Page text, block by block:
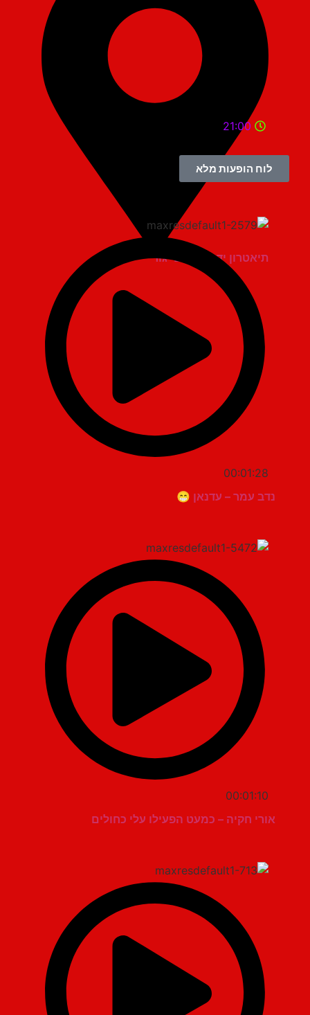
תיאטרון יד למגינים יגור
21:00
לוח הופעות מלא
00:01:28
נדב עמר – עדנאן 😁
00:01:10
אורי חקיה – כמעט הפעילו עלי כחולים